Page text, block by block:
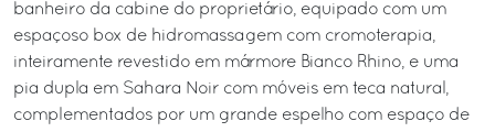
banheiro da cabine do proprietário, equipado com um
espaçoso box de hidromassagem com cromoterapia,
inteiramente revestido em mármore Bianco Rhino, e uma
pia dupla em Sahara Noir com móveis em teca natural,
complementados por um grande espelho com espaço de